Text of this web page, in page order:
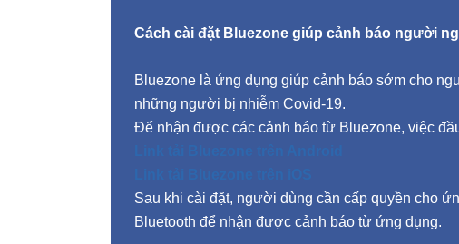
Cách cài đặt Bluezone giúp cảnh báo người
Bluezone là ứng dụng giúp cảnh báo sớm cho
những người bị nhiễm Covid-19.
Để nhận được các cảnh báo từ Bluezone, việc
Sau khi cài đặt, người dùng cần cấp quyền cho
Bluetooth để nhận được cảnh báo từ ứng dụng.